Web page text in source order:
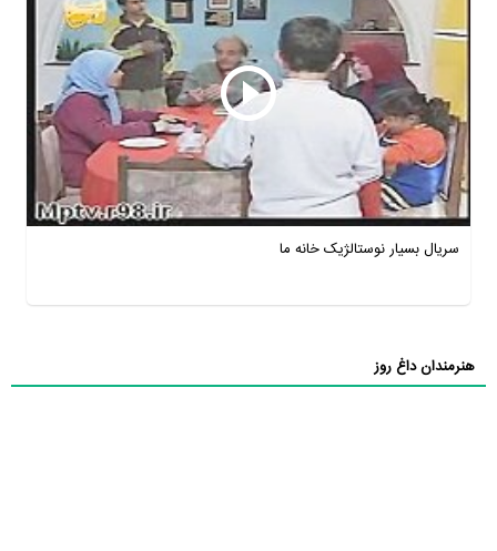
سریال بسیار نوستالژیک خانه ما
هنرمندان داغ روز